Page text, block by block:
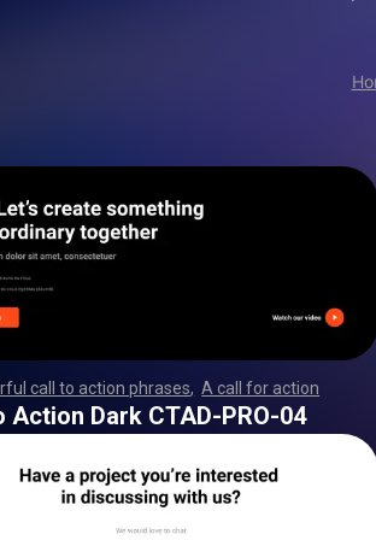
call to action phrases ,A call for action
,,,,,,,,,,,,,,,,,,,,,,,,,,, ,,,,,,,,,,,,,,,,,,
,,,,,,,,,,,,,,,,,,,,,,,,,,, ,,,,,,,,,,,,,,,,,,
,,,,,,,,,,,,,,,,,,,,,,,
Action Dark CTAD-PRO-04